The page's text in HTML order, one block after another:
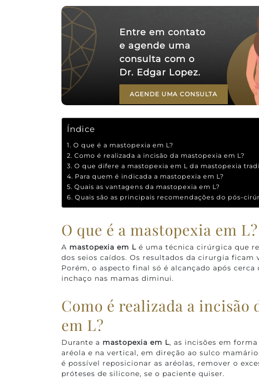
Entre em contato
e agende uma
consulta com o
Dr. Edgar Lopez.
AGENDE UMA CONSULTA
Índice
O que é a mastopexia em L?
Como é realizada a incisão da mastopexia em L?
O que difere a mastopexia em L da mastopexia
Para quem é indicada a mastopexia em L?
Quais as vantagens da mastopexia em L?
Quais são as principais recomendações do pós-
O que é a mastopexia em L?
A mastopexia em L é uma técnica cirúrgica que
dos seios caídos. Os resultados da cirurgia ficam
Porém, o aspecto final só é alcançado após cerca
inchaço nas mamas diminui.
Como é realizada a incisão
em L?
Durante a mastopexia em L, as incisões em forma
aréola e na vertical, em direção ao sulco
é possível reposicionar as aréolas, remover o
próteses de silicone, se o paciente quiser.